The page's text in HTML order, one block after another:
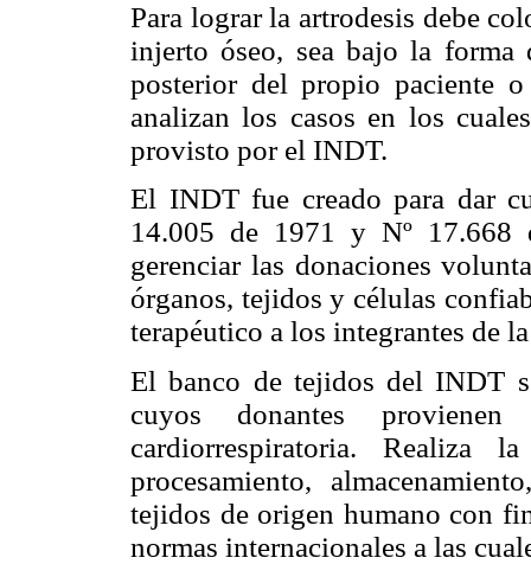
Para lograr la artrodesis debe
injerto óseo, sea bajo la forma
posterior del propio paciente
analizan los casos en los
provisto por el INDT.
El INDT fue creado para dar
14.005 de 1971 y Nº 17.668
gerenciar las donaciones
órganos, tejidos y células
terapéutico a los integrantes de
El banco de tejidos del INDT
cuyos donantes
cardiorrespiratoria. Realiza
procesamiento,
tejidos de origen humano con
normas internacionales a las